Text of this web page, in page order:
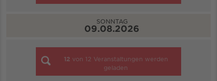
SONNTAG
09.08.2026
12 von 12 Veranstaltungen werden
geladen